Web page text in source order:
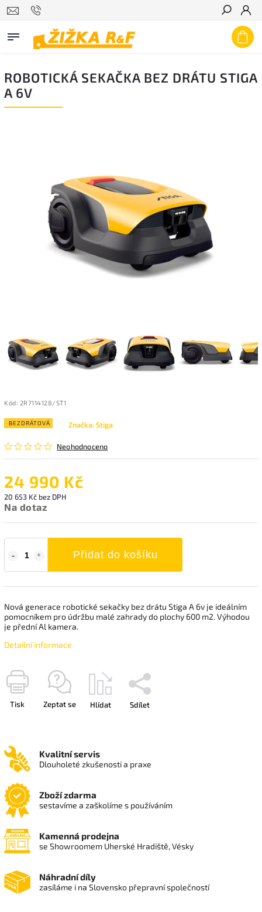
Hledat
ROBOTICKÁ SEKAČKA BEZ DRÁTU STIGA
A 6V
Kód: 2R7114128/ST1
BEZDRÁTOVÁ
Neohodnoceno
Značka:Stiga
24 990 Kč
20 653 Kč bez DPH
Na dotaz
Přidat do košíku
Nová generace robotické sekačky bez drátu Stiga A 6v je ideálním
pomocníkem pro údržbu malé zahrady do plochy 600 m2. Výhodou
je přední Al kamera.
Detailní informace
Tisk Zeptat se Hlídat Sdílet
Kvalitní servis
Dlouholeté zkušenosti a praxe
Zboží zdarma
sestavíme a zaškolíme s používáním
Kamenná prodejna
se Showroomem Uherské Hradiště, Vésky
Náhradní díly
zasíláme i na Slovensko přepravní společností